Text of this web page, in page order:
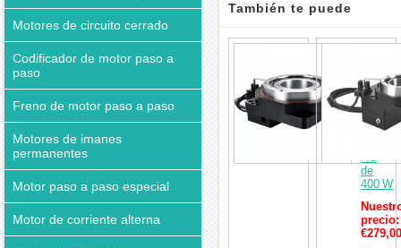
Motores de circuito cerrado
Codificador de motor paso a
paso
Freno de motor paso a paso
Motores de imanes
permanentes
Motor paso a paso especial
Motor de corriente alterna
También te puede
interesar
Hueca
con
para
Motor
AC
de
400 W
precio:
€279,00